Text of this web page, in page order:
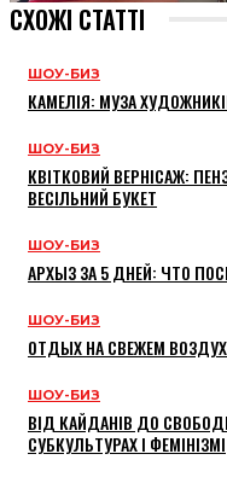
СХОЖІ СТАТТІ
ШОУ-БИЗ
КАМЕЛІЯ: МУЗА
ШОУ-БИЗ
КВІТКОВИЙ ВЕРНІСАЖ:
ВЕСІЛЬНИЙ БУКЕТ
ШОУ-БИЗ
АРХЫЗ ЗА 5 ДНЕЙ: ЧТО
ШОУ-БИЗ
ОТДЫХ НА СВЕЖЕМ
ШОУ-БИЗ
ВІД КАЙДАНІВ ДО
СУБКУЛЬТУРАХ І ФЕМІНІЗМІ